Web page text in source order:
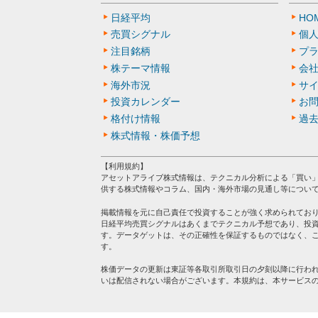
日経平均
売買シグナル
注目銘柄
株テーマ情報
海外市況
投資カレンダー
格付け情報
株式情報・株価予想
個
プ
会
サ
お
過
【利用規約】
アセットアライブ株式情報は、テクニカル分析による「買
供する株式情報やコラム、国内・海外市場の見通し等につい
掲載情報を元に自己責任で投資することが強く求められてお
日経平均売買シグナルはあくまでテクニカル予想であり、投
す。データゲットは、その正確性を保証するものではなく、
す。
株価データの更新は東証等各取引所取引日の夕刻以降に行わ
いは配信されない場合がございます。本規約は、本サービス